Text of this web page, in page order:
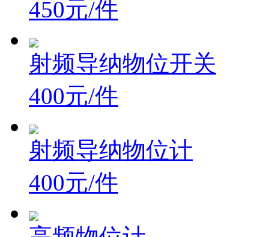
450元/件
射频导纳物位开关
400元/件
射频导纳物位计
400元/件